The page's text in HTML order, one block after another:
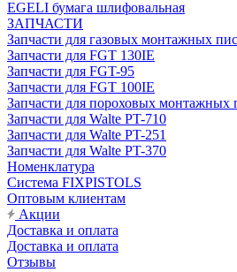
EGELI бумага шлифовальная
ЗАПЧАСТИ
Запчасти для газовых монтажных
Запчасти для FGT 130IE
Запчасти для FGT-95
Запчасти для FGT 100IE
Запчасти для пороховых монтажных
Запчасти для Walte PT-710
Запчасти для Walte PT-251
Запчасти для Walte PT-370
Номенклатура
Система FIXPISTOLS
Оптовым клиентам
Акции
Доставка и оплата
Доставка и оплата
Отзывы